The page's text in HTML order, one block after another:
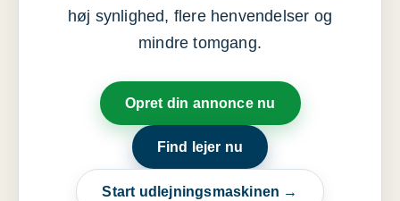
høj synlighed, flere henvendelser og
mindre tomgang.
Opret din annonce nu
Find lejer nu
Start udlejningsmaskinen →